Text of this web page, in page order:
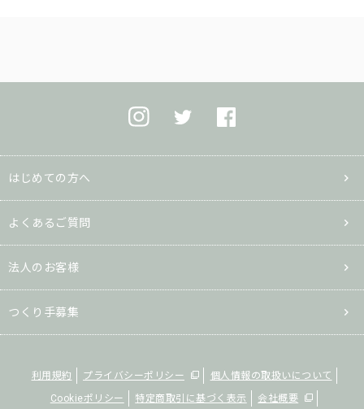
はじめての方へ
よくあるご質問
法人のお客様
つくり手募集
利用規約 プライバシーポリシー
個人情報の取扱いについて
Cookieポリシー
特定商取引に基づく表示 会社概要